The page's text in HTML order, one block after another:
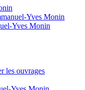
Yves Monin
Yves Monin
les ouvrages